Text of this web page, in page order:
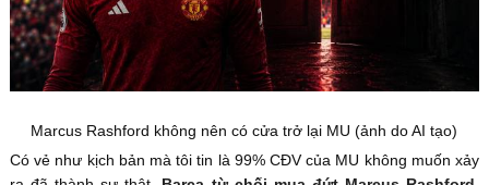
Marcus Rashford không nên có cửa trở lại MU (ảnh do AI tạo)
Có vẻ như kịch bản mà tôi tin là 99% CĐV của MU không muốn xảy